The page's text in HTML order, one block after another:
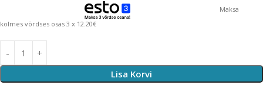
Maksa
kolmes võrdses osas 3 x 12.20€
Lisa Korvi